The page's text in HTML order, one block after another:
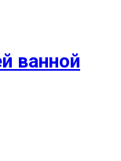
ванной